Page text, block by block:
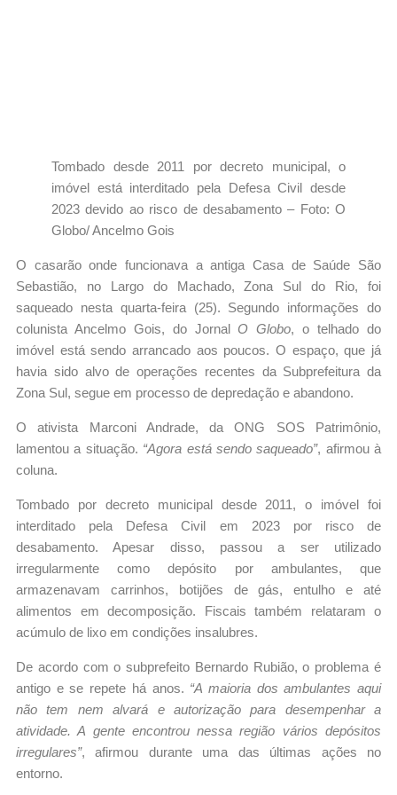
Tombado desde 2011 por decreto municipal, o
imóvel está interditado pela Defesa Civil desde
2023 devido ao risco de desabamento – Foto: O
Globo/ Ancelmo Gois
O casarão onde funcionava a antiga Casa de Saúde São
Sebastião, no Largo do Machado, Zona Sul do Rio, foi
saqueado nesta quarta-feira (25). Segundo informações do
colunista Ancelmo Gois, do Jornal O Globo, o telhado do
imóvel está sendo arrancado aos poucos. O espaço, que já
havia sido alvo de operações recentes da Subprefeitura da
Zona Sul, segue em processo de depredação e abandono.
O ativista Marconi Andrade, da ONG SOS Patrimônio,
lamentou a situação. “Agora está sendo saqueado”, afirmou à
coluna.
Tombado por decreto municipal desde 2011, o imóvel foi
interditado pela Defesa Civil em 2023 por risco de
desabamento. Apesar disso, passou a ser utilizado
irregularmente como depósito por ambulantes, que
armazenavam carrinhos, botijões de gás, entulho e até
alimentos em decomposição. Fiscais também relataram o
acúmulo de lixo em condições insalubres.
De acordo com o subprefeito Bernardo Rubião, o problema é
antigo e se repete há anos. “A maioria dos ambulantes aqui
não tem nem alvará e autorização para desempenhar a
atividade. A gente encontrou nessa região vários depósitos
irregulares”, afirmou durante uma das últimas ações no
entorno.